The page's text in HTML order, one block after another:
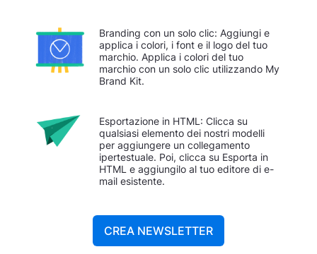
Branding con un solo clic: Aggiungi e
applica i colori, i font e il logo del tuo
marchio. Applica i colori del tuo
marchio con un solo clic utilizzando My
Brand Kit.
Esportazione in HTML: Clicca su
qualsiasi elemento dei nostri modelli
per aggiungere un collegamento
ipertestuale. Poi, clicca su Esporta in
HTML e aggiungilo al tuo editore di e-
mail esistente.
CREA NEWSLETTER